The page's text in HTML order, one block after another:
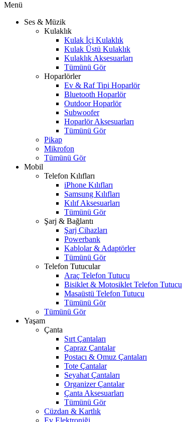
Menü
Ses & Müzik
Kulaklık
Kulak İçi Kulaklık
Kulak Üstü Kulaklık
Kulaklık Aksesuarları
Tümünü Gör
Hoparlörler
Ev & Raf Tipi Hoparlör
Bluetooth Hoparlör
Outdoor Hoparlör
Subwoofer
Hoparlör Aksesuarları
Tümünü Gör
Pikap
Mikrofon
Tümünü Gör
Mobil
Telefon Kılıfları
iPhone Kılıfları
Samsung Kılıfları
Kılıf Aksesuarları
Tümünü Gör
Şarj & Bağlantı
Şarj Cihazları
Powerbank
Kablolar & Adaptörler
Tümünü Gör
Telefon Tutucular
Araç Telefon Tutucu
Bisiklet & Motosiklet Telefon Tutucu
Masaüstü Telefon Tutucu
Tümünü Gör
Tümünü Gör
Yaşam
Çanta
Sırt Çantaları
Çapraz Çantalar
Postacı & Omuz Çantaları
Tote Çantalar
Seyahat Çantaları
Organizer Çantalar
Çanta Aksesuarları
Tümünü Gör
Cüzdan & Kartlık
Ev Elektroniği